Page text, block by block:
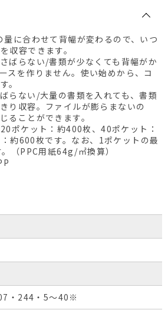
に合わせて背幅が変わるので、いつ
収容できます。
ばらない/書類が少なくても背幅がか
スを作りません。使い始めから、コ
。
らない/大量の書類を入れても、書類
り収容。ファイルが膨らまないの
ることができます。
ポケット：約400枚、40ポケット：
約600枚です。なお、1ポケットの最
（PPC用紙64g/㎡換算）
・244・5～40※